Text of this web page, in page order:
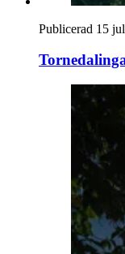
Publicerad 15